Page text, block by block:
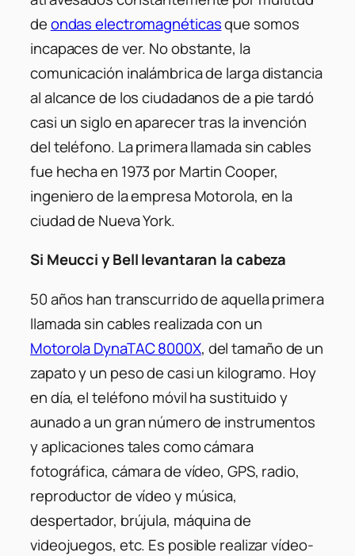
deondas electromagnéticasque somos
incapaces de ver. No obstante, la
comunicación inalámbrica de larga distancia
al alcance de los ciudadanos de a pie tardó
casi un siglo en aparecer tras la invención
del teléfono. La primera llamada sin cables
fue hecha en 1973 por Martin Cooper,
ingeniero de la empresa Motorola, en la
ciudad de Nueva York.
Si Meucci y Bell levantaran la cabeza
50 años han transcurrido de aquella primera
llamada sin cables realizada con un
Motorola DynaTAC 8000X, del tamaño de un
zapato y un peso de casi un kilogramo. Hoy
en día, el teléfono móvil ha sustituido y
aunado a un gran número de instrumentos
y aplicaciones tales como cámara
fotográfica, cámara de vídeo, GPS, radio,
reproductor de vídeo y música,
despertador, brújula, máquina de
videojuegos, etc. Es posible realizar vídeo-